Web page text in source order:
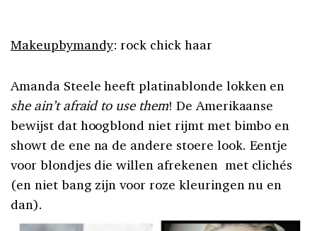
Makeupbymandy: rock chick haar
Amanda Steele heeft platinablonde lokken en
she ain’t afraid to use them! De Amerikaanse
bewijst dat hoogblond niet rijmt met bimbo en
showt de ene na de andere stoere look. Eentje
voor blondjes die willen afrekenen met clichés
(en niet bang zijn voor roze kleuringen nu en
dan).